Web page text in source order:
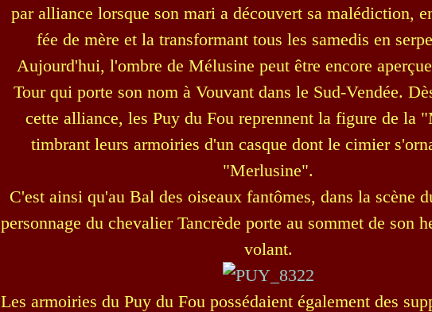
par alliance lorsque son mari a découvert sa malédiction,
fée de mère et la transformant tous les samedis en
Aujourd'hui, l'ombre de Mélusine peut être encore
Tour qui porte son nom à Vouvant dans le Sud-Vendée.
cette alliance, les Puy du Fou reprennent la figure de la
timbrant leurs armoiries d'un casque dont le cimier
"Merlusine".
C'est ainsi qu'au Bal des oiseaux fantômes, dans la scène
personnage du chevalier Tancrède porte au sommet de son
volant.
Les armoiries du Puy du Fou possédaient également des